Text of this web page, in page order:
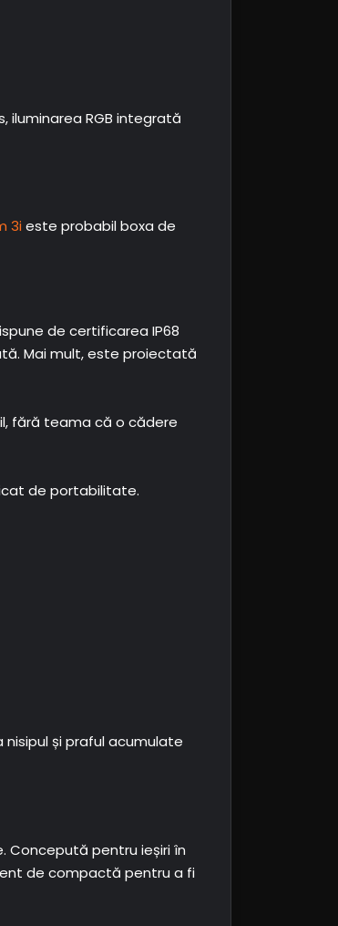
iluminarea RGB integrată
3ieste probabil boxa de
de certificarea IP68
Mai mult, este proiectată
fără teama că o cădere
de portabilitate.
și praful acumulate
Concepută pentru ieșiri în
de compactă pentru a fi